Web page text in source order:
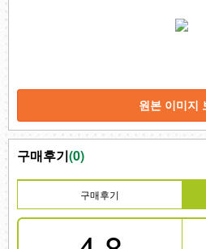
원본 이미지
구매후기(0)